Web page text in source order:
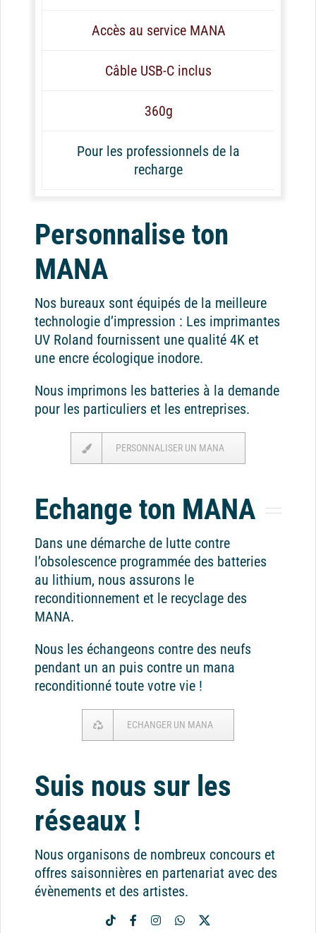
Accès au service MANA
Câble USB-C inclus
360g
Pour les professionnels de la
recharge
Personnalise ton
MANA
Nos bureaux sont équipés de la meilleure
technologie d’impression : Les imprimantes
UV Roland fournissent une qualité 4K et
une encre écologique inodore.
Nous imprimons les batteries à la demande
pour les particuliers et les entreprises.
PERSONNALISER UN MANA
Echange ton MANA
Dans une démarche de lutte contre
l’obsolescence programmée des batteries
au lithium, nous assurons le
reconditionnement et le recyclage des
MANA.
Nous les échangeons contre des neufs
pendant un an puis contre un mana
reconditionné toute votre vie !
ECHANGER UN MANA
Suis nous sur les
réseaux !
Nous organisons de nombreux concours et
offres saisonnières en partenariat avec des
évènements et des artistes.